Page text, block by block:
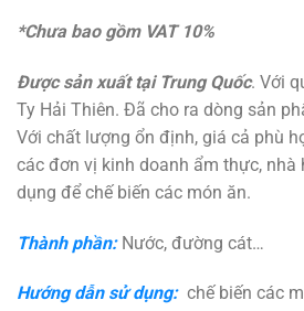
*Chưa bao gồm VAT 10%
Được sản xuất tại Trung Quốc. Với
Ty Hải Thiên. Đã cho ra dòng sản
Với chất lượng ổn định, giá cả phù
các đơn vị kinh doanh ẩm thực, nhà
dụng để chế biến các món ăn.
Thành phần:Nước, đường cát…
Hướng dẫn sử dụng:chế biến các